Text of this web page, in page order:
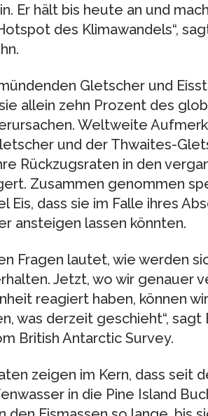
Er hält bis heute an und
des Klimawandels“,
Gletscher und
allein zehn Prozent des
Weltweite
und der Thwaites-
Rückzugsraten in den
Zusammen genommen
Eis, dass sie im Falle ihres
ansteigen lassen könnten.
Fragen lautet, wie werden
Jetzt, wo wir genauer
reagiert haben, können
was derzeit geschieht“, sagt
British Antarctic Survey.
zeigen im Kern, dass seit
in die Pine Island